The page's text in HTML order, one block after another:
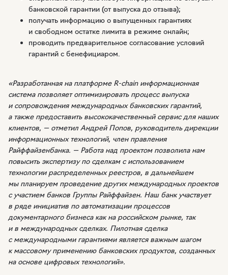
банковской гарантии (от выпуска до отзыва);
получать информацию о выпущенных гарантиях
и свободном остатке лимита в режиме онлайн;
проводить предварительное согласование условий
гарантий с бенефициаром.
«Разработанная на платформе R-chainинформационная
система позволяет оптимизировать процесс выпуска
и сопровождения международных банковских гарантий,
а также предоставить высококачественный сервис для наших
клиентов, — отметил Андрей Попов, руководитель дирекции
информационных технологий, член правления
Райффайзенбанка. — Работа над проектом позволила нам
повысить экспертизу по сделкам с использованием
технологии распределенных реестров, в дальнейшем
мы планируем проведение других международных проектов
с участием банков Группы Райффайзен. Наш банк участвует
в ряде инициатив по автоматизации процессов
документарного бизнеса как на российском рынке, так
и в международных сделках. Пилотная сделка
с международными гарантиями является важным шагом
к массовому применению банковских продуктов, созданных
на основе цифровых технологий».